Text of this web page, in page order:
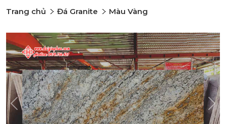
Trang chủ Đá Granite Màu Vàng
Previous